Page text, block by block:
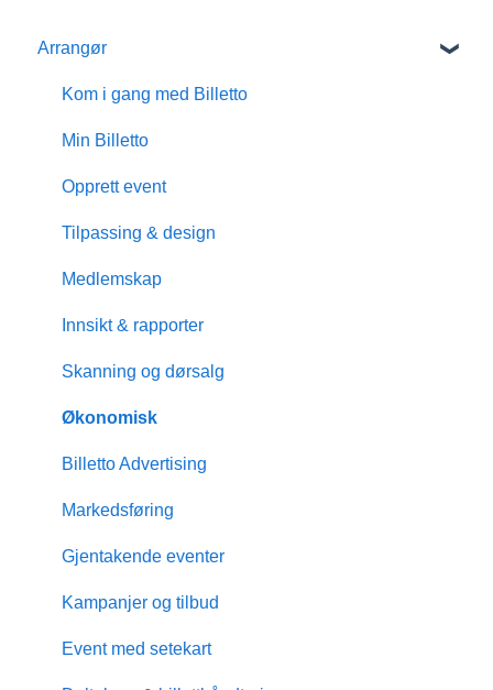
Arrangør
Kom i gang med Billetto
Min Billetto
Opprett event
Tilpassing & design
Medlemskap
Innsikt & rapporter
Skanning og dørsalg
Økonomisk
Billetto Advertising
Markedsføring
Gjentakende eventer
Kampanjer og tilbud
Event med setekart